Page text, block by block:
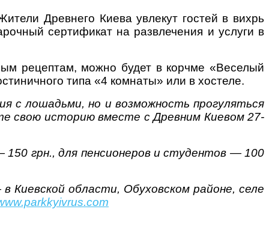
Древнего Киева увлекут гостей в вихрь
сертификат на развлечения и услуги в
рецептам, можно будет в корчме «Веселый
типа «4 комнаты» или в хостеле.
с лошадьми, но и возможность прогуляться
свою историю вместе с Древним Киевом 27-
грн., для пенсионеров и студентов — 100
Киевской области, Обуховском районе, селе